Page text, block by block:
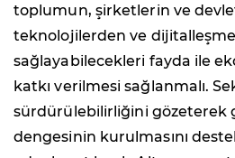
toplumun, şirketlerin ve
teknolojilerden ve
sağlayabilecekleri fayda ile
katkı verilmesi sağlanmalı.
sürdürülebilirliğini gözeterek
dengesinin kurulmasını